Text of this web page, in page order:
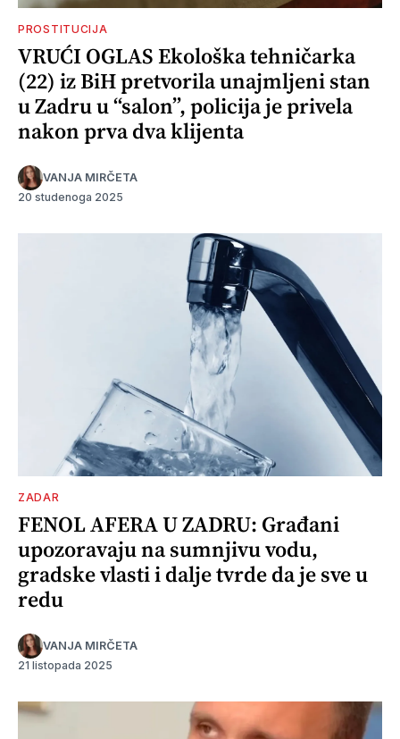
PROSTITUCIJA
VRUĆI OGLAS Ekološka tehničarka
(22) iz BiH pretvorila unajmljeni stan
u Zadru u “salon”, policija je privela
nakon prva dva klijenta
VANJA MIRČETA
20 studenoga 2025
ZADAR
FENOL AFERA U ZADRU: Građani
upozoravaju na sumnjivu vodu,
gradske vlasti i dalje tvrde da je sve u
redu
VANJA MIRČETA
21 listopada 2025